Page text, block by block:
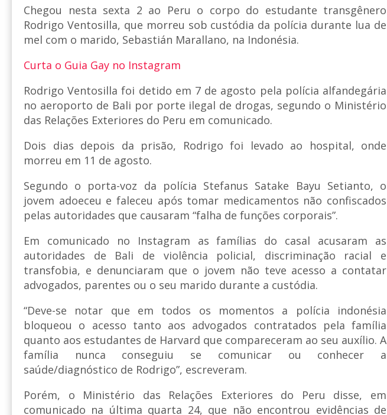
Chegou nesta sexta 2 ao Peru o corpo do estudante transgênero
Rodrigo Ventosilla, que morreu sob custódia da polícia durante lua de
mel com o marido, Sebastián Marallano, na Indonésia.
Curta o Guia Gay no Instagram
Rodrigo Ventosilla foi detido em 7 de agosto pela polícia alfandegária
no aeroporto de Bali por porte ilegal de drogas, segundo o Ministério
das Relações Exteriores do Peru em comunicado.
Dois dias depois da prisão, Rodrigo foi levado ao hospital, onde
morreu em 11 de agosto.
Segundo o porta-voz da polícia Stefanus Satake Bayu Setianto, o
jovem adoeceu e faleceu após tomar medicamentos não confiscados
pelas autoridades que causaram “falha de funções corporais”.
Em comunicado no Instagram as famílias do casal acusaram as
autoridades de Bali de violência policial, discriminação racial e
transfobia, e denunciaram que o jovem não teve acesso a contatar
advogados, parentes ou o seu marido durante a custódia.
“Deve-se notar que em todos os momentos a polícia indonésia
bloqueou o acesso tanto aos advogados contratados pela família
quanto aos estudantes de Harvard que compareceram ao seu auxílio. A
família nunca conseguiu se comunicar ou conhecer a
saúde/diagnóstico de Rodrigo”, escreveram.
Porém, o Ministério das Relações Exteriores do Peru disse, em
comunicado na última quarta 24, que não encontrou evidências de